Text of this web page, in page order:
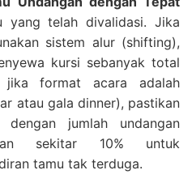
yang telah divalidasi. Jika
sistem alur (shifting),
kursi sebanyak total
jika format acara adalah
atau gala dinner), pastikan
jumlah undangan
sekitar 10% untuk
tamu tak terduga.